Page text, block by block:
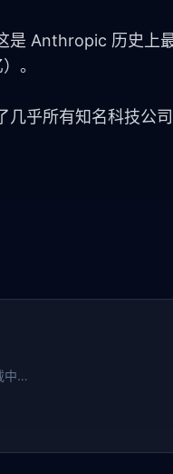
Anthropic 历史上
。
乎所有知名科技公司
中…